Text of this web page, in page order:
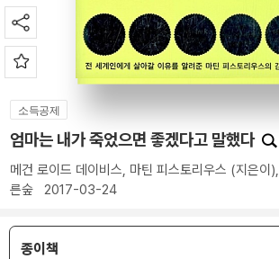
소득공제
엄마는 내가 죽었으면 좋겠다고 말했다
메건 로이드 데이비스, 마틴 피스토리우스 (지은이),
른숲 2017-03-24
종이책